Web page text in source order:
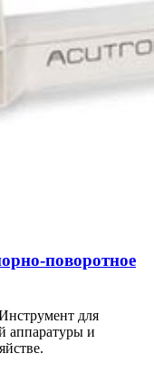
поворотное
для
аппаратуры и
хозяйстве.